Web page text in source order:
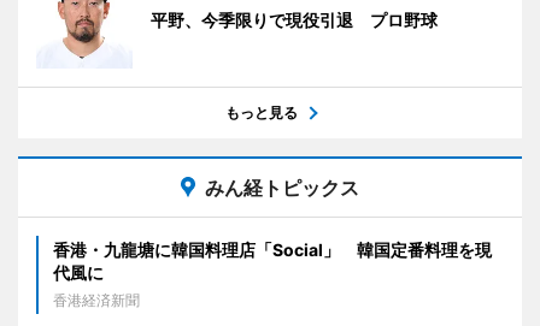
平野、今季限りで現役引退 プロ野球
もっと見る
みん経トピックス
香港・九龍塘に韓国料理店「Social」 韓国定番料理を現
代風に
香港経済新聞